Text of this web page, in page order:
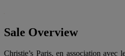
Sale Overview
Christie’s Paris, en association avec